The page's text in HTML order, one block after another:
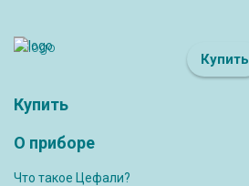
Купить
Купить
О приборе
Что такое Цефали?